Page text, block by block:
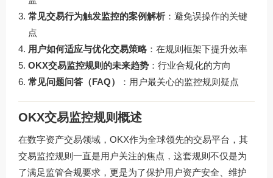
常见交易行为触发监控的案例解析 ：避免误操作的关键
点
用户如何适应与优化交易策略 ：在规则框架下提升效率
OKX交易监控规则的未来趋势 ：行业合规化的方向
常见问题问答（FAQ）
：用户最关心的监控规则疑点
OKX交易监控规则概述
在数字资产交易领域，OKX作为全球领先的交易平台，其
交易监控规则一直是用户关注的焦点，这套规则不仅是为
了满足监管合规要求，更是为了保护用户资产安全、维护